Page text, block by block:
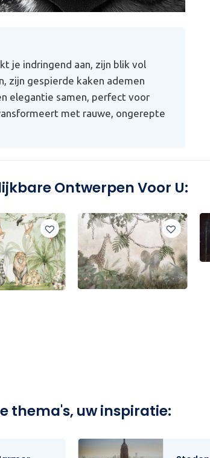
je indringend aan, zijn blik vol
zijn gespierde kaken ademen
elegantie samen, perfect voor
met rauwe, ongerepte
Ontwerpen Voor U:
thema's, uw inspiratie: